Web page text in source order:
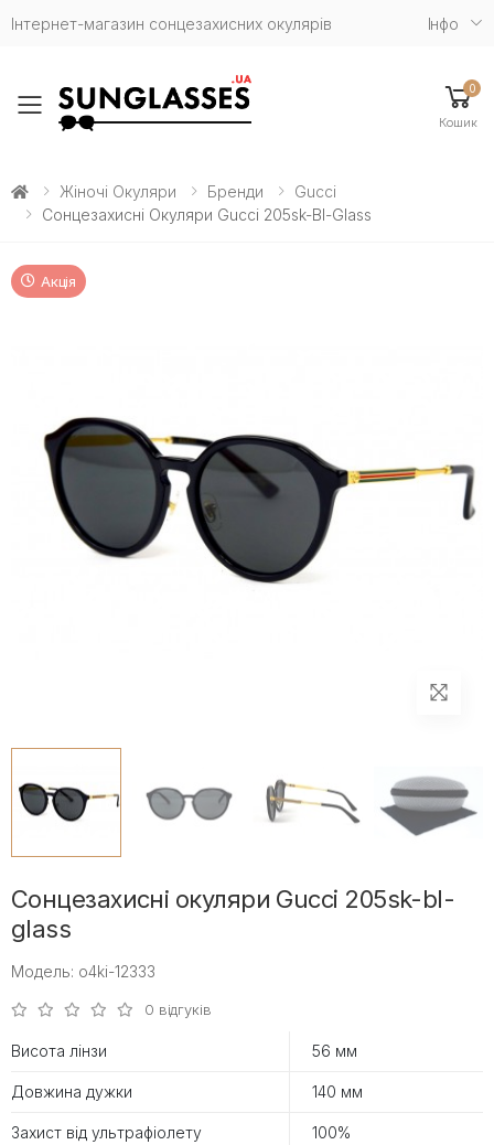
Інтернет-магазин сонцезахисних окулярів Iнфо
Toggle mobile menu
0
Кошик
Жіночі Окуляри Бренди
Gucci
Сонцезахисні Окуляри Gucci 205sk-Bl-Glass
Акція
Сонцезахисні окуляри Gucci 205sk-bl-
glass
Модель: o4ki-12333
0 відгуків
Висота лінзи 56 мм
Довжина дужки 140 мм
Захист від ультрафіолету 100%